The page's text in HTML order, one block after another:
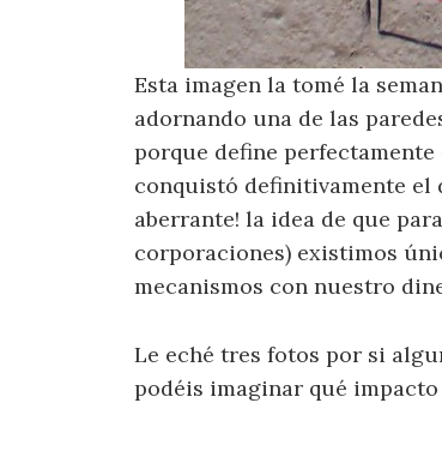
Esta imagen la tomé la
adornando una de las
porque define
conquistó definitivamente el
aberrante! la idea de que
corporaciones) existimos
mecanismos con nuestro
Le eché tres fotos por si
podéis imaginar qué impacto